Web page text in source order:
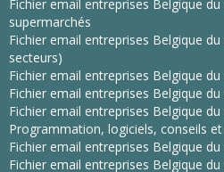
Fichier email entreprises Belgique
supermarchés
Fichier email entreprises Belgique
secteurs)
Fichier email entreprises Belgique
Fichier email entreprises Belgique
Fichier email entreprises Belgique
Programmation, logiciels, conseils
Fichier email entreprises Belgique
Fichier email entreprises Belgique